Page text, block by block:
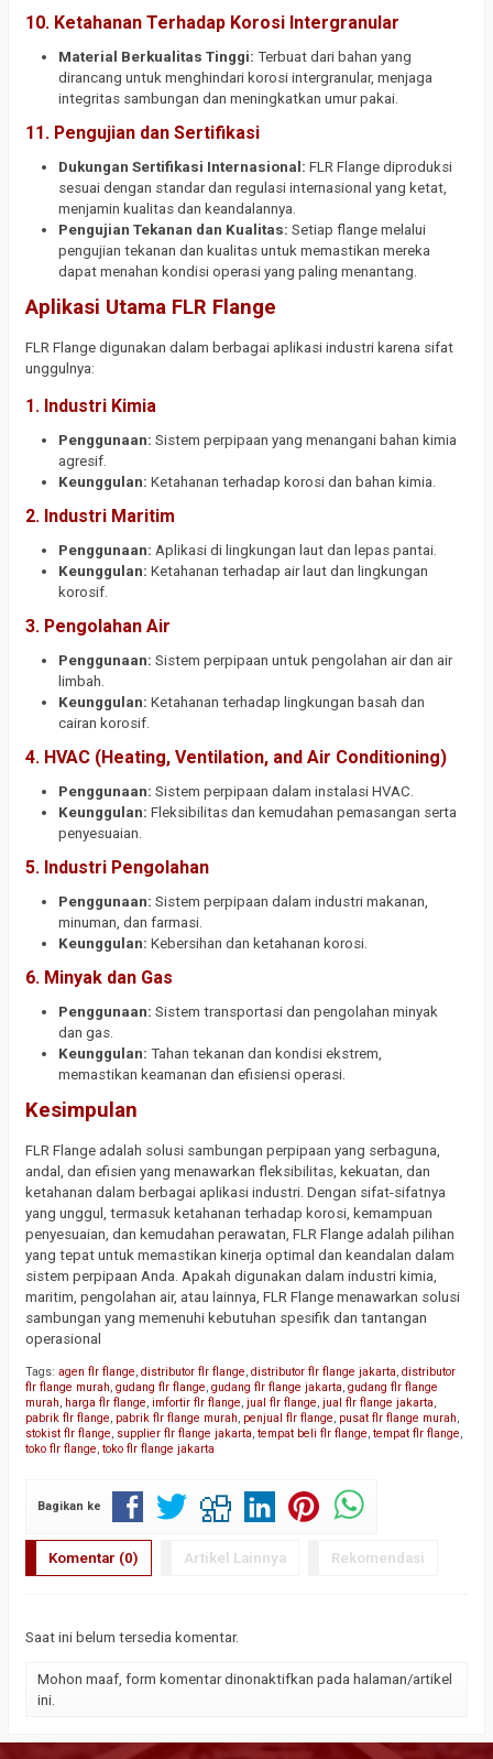
10. Ketahanan Terhadap Korosi Intergranular
Material Berkualitas Tinggi: Terbuat dari bahan yang
dirancang untuk menghindari korosi intergranular, menjaga
integritas sambungan dan meningkatkan umur pakai.
11. Pengujian dan Sertifikasi
Dukungan Sertifikasi Internasional: FLR Flange diproduksi
sesuai dengan standar dan regulasi internasional yang ketat,
menjamin kualitas dan keandalannya.
Pengujian Tekanan dan Kualitas: Setiap flange melalui
pengujian tekanan dan kualitas untuk memastikan mereka
dapat menahan kondisi operasi yang paling menantang.
Aplikasi Utama FLR Flange
FLR Flange digunakan dalam berbagai aplikasi industri karena sifat
unggulnya:
1. Industri Kimia
Penggunaan: Sistem perpipaan yang menangani bahan kimia
agresif.
Keunggulan: Ketahanan terhadap korosi dan bahan kimia.
2. Industri Maritim
Penggunaan: Aplikasi di lingkungan laut dan lepas pantai.
Keunggulan: Ketahanan terhadap air laut dan lingkungan
korosif.
3. Pengolahan Air
Penggunaan: Sistem perpipaan untuk pengolahan air dan air
limbah.
Keunggulan: Ketahanan terhadap lingkungan basah dan
cairan korosif.
4. HVAC (Heating, Ventilation, and Air Conditioning)
Penggunaan: Sistem perpipaan dalam instalasi HVAC.
Keunggulan: Fleksibilitas dan kemudahan pemasangan serta
penyesuaian.
5. Industri Pengolahan
Penggunaan: Sistem perpipaan dalam industri makanan,
minuman, dan farmasi.
Keunggulan: Kebersihan dan ketahanan korosi.
6. Minyak dan Gas
Penggunaan: Sistem transportasi dan pengolahan minyak
dan gas.
Keunggulan: Tahan tekanan dan kondisi ekstrem,
memastikan keamanan dan efisiensi operasi.
Kesimpulan
FLR Flange adalah solusi sambungan perpipaan yang serbaguna,
andal, dan efisien yang menawarkan fleksibilitas, kekuatan, dan
ketahanan dalam berbagai aplikasi industri. Dengan sifat-sifatnya
yang unggul, termasuk ketahanan terhadap korosi, kemampuan
penyesuaian, dan kemudahan perawatan, FLR Flange adalah pilihan
yang tepat untuk memastikan kinerja optimal dan keandalan dalam
sistem perpipaan Anda. Apakah digunakan dalam industri kimia,
maritim, pengolahan air, atau lainnya, FLR Flange menawarkan solusi
sambungan yang memenuhi kebutuhan spesifik dan tantangan
operasional
Tags: agen flr flange, distributor flr flange, distributor flr flange jakarta, distributor
flr flange murah, gudang flr flange, gudang flr flange jakarta, gudang flr flange
murah, harga flr flange, imfortir flr flange, jual flr flange, jual flr flange jakarta,
pabrik flr flange, pabrik flr flange murah, penjual flr flange, pusat flr flange murah,
stokist flr flange, supplier flr flange jakarta, tempat beli flr flange, tempat flr flange,
toko flr flange, toko flr flange jakarta
Bagikan ke
Komentar (0) Artikel Lainnya Rekomendasi
Saat ini belum tersedia komentar.
Mohon maaf, form komentar dinonaktifkan pada halaman/artikel
ini.